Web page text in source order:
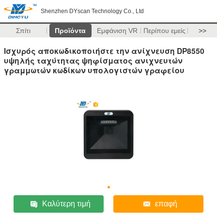
Shenzhen DYscan Technology Co., Ltd
Σπίτι Προϊόντα Εμφάνιση VR Περίπου εμείς >>
Ισχυρός αποκωδικοποιήστε την ανίχνευση DP8550
υψηλής ταχύτητας ψηφίσματος ανιχνευτών
γραμμωτών κωδίκων υπολογιστών γραφείου
Καλύτερη τιμή επαφή